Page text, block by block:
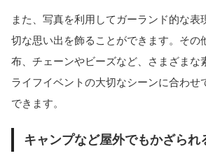
また、写真を利用してガーランド的な表
切な思い出を飾ることができます。その
布、チェーンやビーズなど、さまざまな
ライフイベントの大切なシーンに合わせ
できます。
キャンプなど屋外でもかざられ